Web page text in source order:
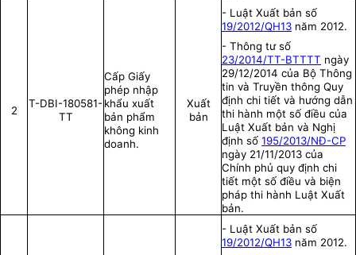
2
T-DBI-180581-
TT
Cấp Giấy
phép nhập
khẩu xuất
bản phẩm
không kinh
doanh.
Xuất
bản
- Luật Xuất bản số
19/2012/QH13 năm 2012.
- Thông tư số
23/2014/TT-BTTTT ngày
29/12/2014 của Bộ Thông
tin và Truyền thông Quy
định chi tiết và hướng dẫn
thi hành một số điều của
Luật Xuất bản và Nghị
định số 195/2013/NĐ-CP
ngày 21/11/2013 của
Chính phủ quy định chi
tiết một số điều và biện
pháp thi hành Luật Xuất
bản.
- Luật Xuất bản số
19/2012/QH13 năm 2012.